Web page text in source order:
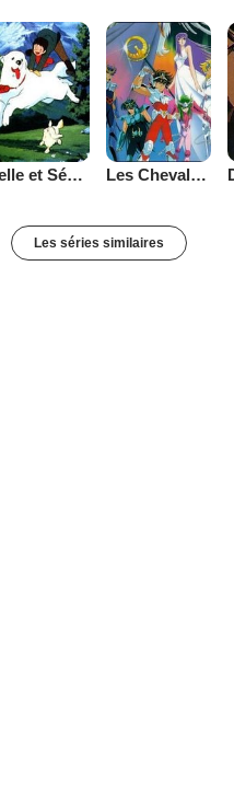
Belle et Sébastien (1981) Les Chevaliers du Zodiaque
Les séries similaires